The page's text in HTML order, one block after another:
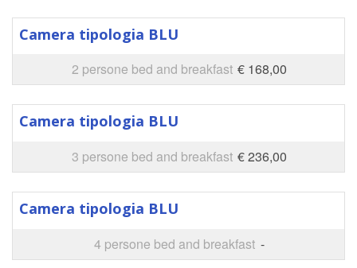
Camera tipologia BLU
2 persone bed and breakfast € 168,00
Camera tipologia BLU
3 persone bed and breakfast € 236,00
Camera tipologia BLU
4 persone bed and breakfast -